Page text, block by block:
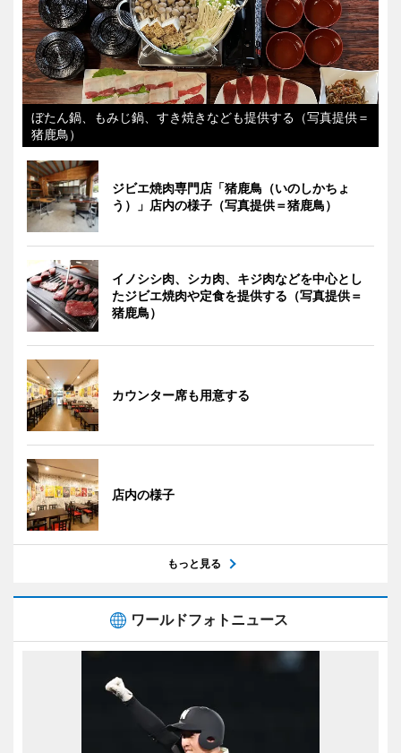
ぼたん鍋、もみじ鍋、すき焼きなども提供する（写真提供＝
猪鹿鳥）
ジビエ焼肉専門店「猪鹿鳥（いのしかちょ
う）」店内の様子（写真提供＝猪鹿鳥）
イノシシ肉、シカ肉、キジ肉などを中心とし
たジビエ焼肉や定食を提供する（写真提供＝
猪鹿鳥）
カウンター席も用意する
店内の様子
もっと見る
ワールドフォトニュース